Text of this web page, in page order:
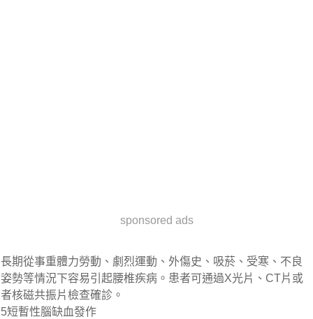
sponsored ads
長期從事重體力勞動、劇烈運動、外傷史、吸菸、受寒、不良
姿勢等情況下容易引起腰椎疾病。患者可通過X光片、CT片或
者核磁共振片檢查確診。
5短暫性腦缺血發作